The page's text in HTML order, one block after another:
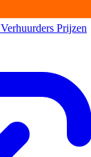
Verhuurders Prijzen